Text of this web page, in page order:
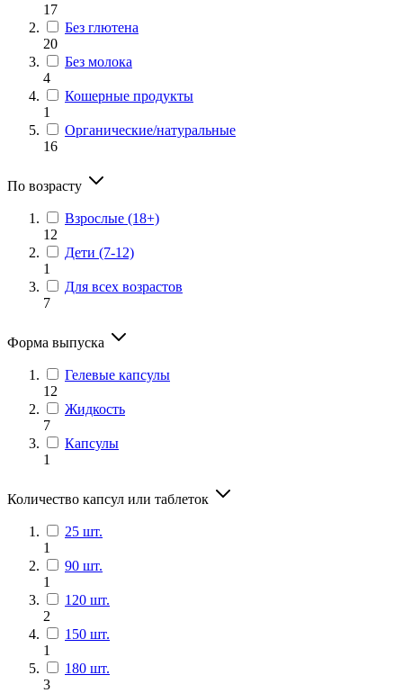
17
Без глютена
20
Без молока
4
Кошерные продукты
1
Органические/натуральные
16
По возрасту
Взрослые (18+)
12
Дети (7-12)
1
Для всех возрастов
7
Форма выпуска
Гелевые капсулы
12
Жидкость
7
Капсулы
1
Количество капсул или таблеток
25 шт.
1
90 шт.
1
120 шт.
2
150 шт.
1
180 шт.
3